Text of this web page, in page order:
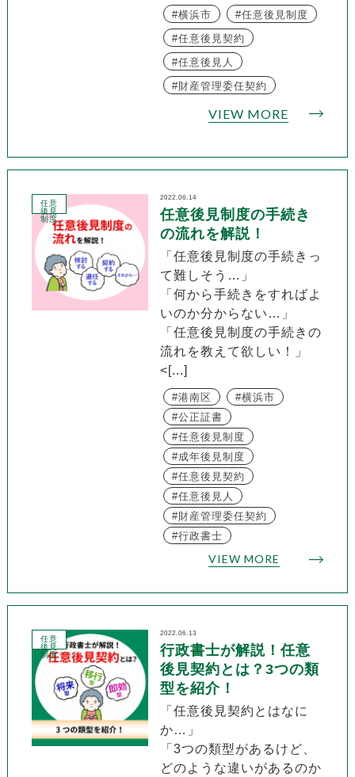
横浜市
任意後見制度
任意後見契約
任意後見人
財産管理委任契約
VIEW MORE
任意
後見
制度
2022.06.14
任意後見制度の手続き
の流れを解説！
「任意後見制度の手続きっ
て難しそう…」
「何から手続きをすればよ
いのか分からない…」
「任意後見制度の手続きの
流れを教えて欲しい！」
<[...]
港南区
横浜市
公正証書
任意後見制度
成年後見制度
任意後見契約
任意後見人
財産管理委任契約
行政書士
VIEW MORE
任意
後見
制度
2022.06.13
行政書士が解説！任意
後見契約とは？3つの類
型を紹介！
「任意後見契約とはなに
か…」
「3つの類型があるけど、
どのような違いがあるのか